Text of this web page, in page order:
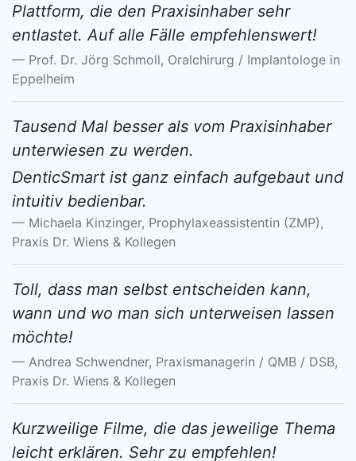
Plattform, die den Praxisinhaber sehr
entlastet. Auf alle Fälle empfehlenswert!
Prof. Dr. Jörg Schmoll, Oralchirurg / Implantologe in
Eppelheim
Tausend Mal besser als vom Praxisinhaber
unterwiesen zu werden.
DenticSmart ist ganz einfach aufgebaut und
intuitiv bedienbar.
Michaela Kinzinger, Prophylaxeassistentin (ZMP),
Praxis Dr. Wiens & Kollegen
Toll, dass man selbst entscheiden kann,
wann und wo man sich unterweisen lassen
möchte!
Andrea Schwendner, Praxismanagerin / QMB / DSB,
Praxis Dr. Wiens & Kollegen
Kurzweilige Filme, die das jeweilige Thema
leicht erklären. Sehr zu empfehlen!